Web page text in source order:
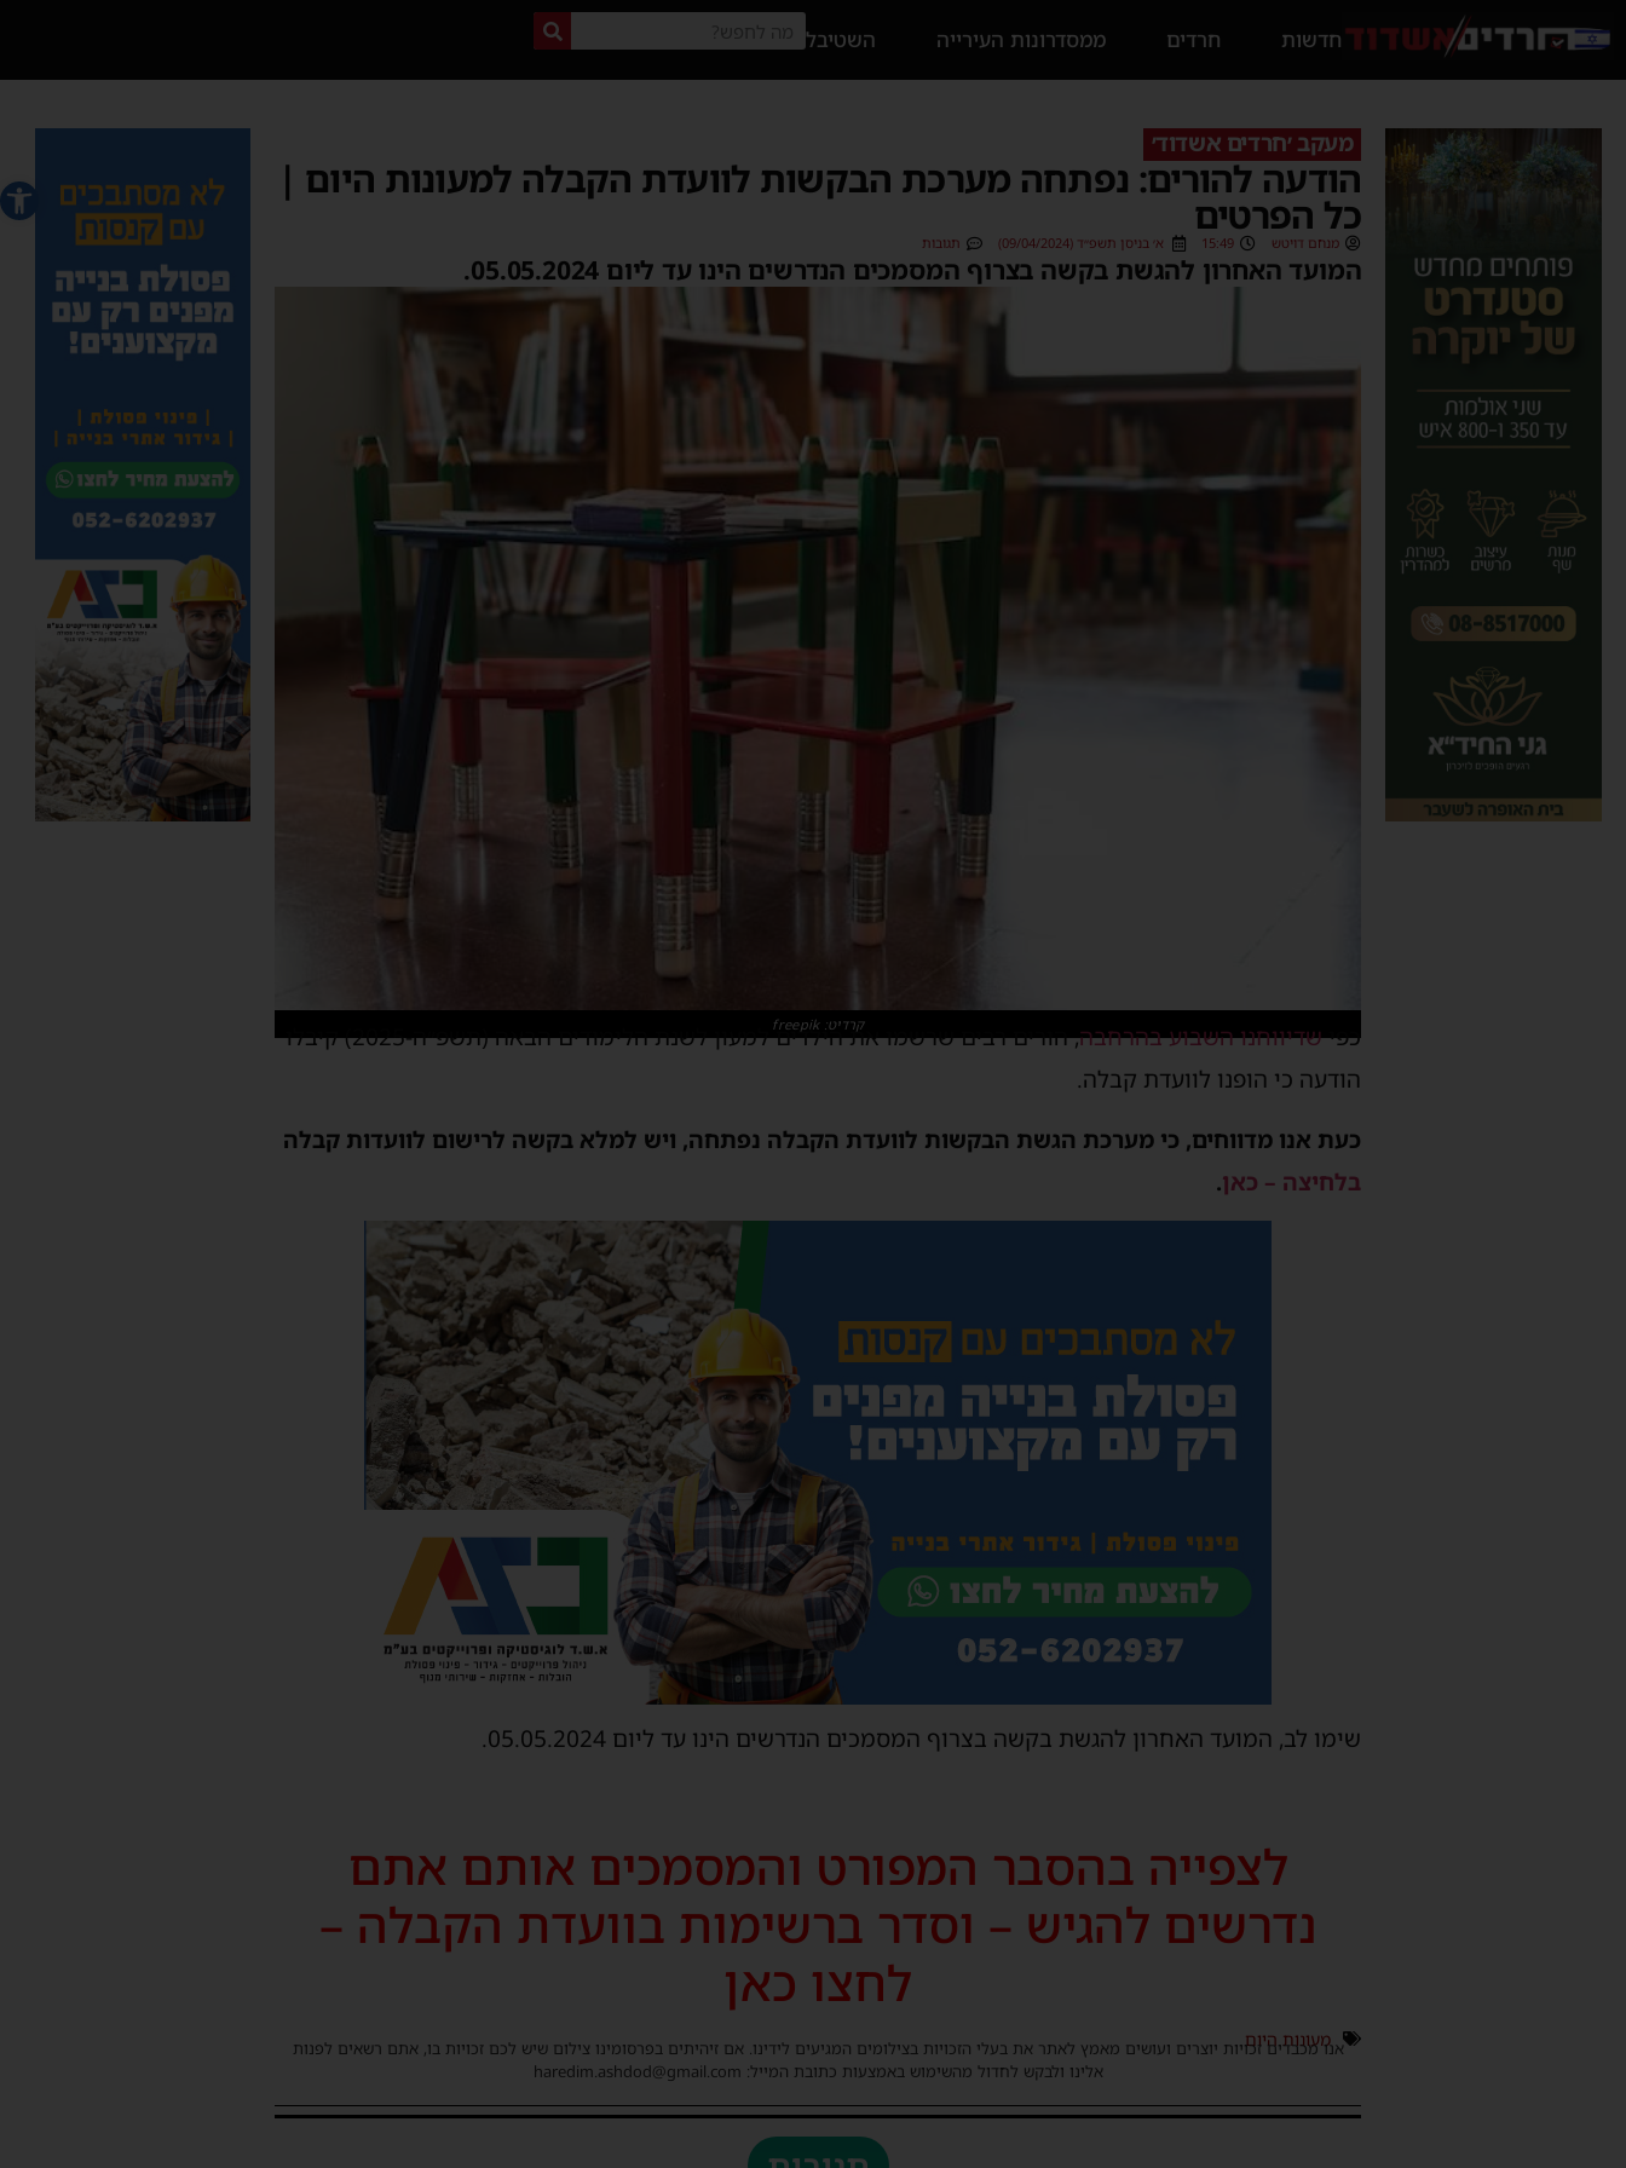
פתח
חדשות חרדים ממסדרונות העירייה השטיבל
מעקב ׳חרדים אשדוד׳
הודעה להורים: נפתחה מערכת הבקשות לוועדת הקבלה למעונות היום |
כל הפרטים
מנחם דויטש 15:49 א׳ בניסן תשפ״ד (09/04/2024) תגובות
המועד האחרון להגשת בקשה בצרוף המסמכים הנדרשים הינו עד ליום 05.05.2024.
קרדיט: freepik כפישדיווחנו השבוע בהרחבה
, הורים רבים שרשמו את הילדים למעון לשנת הלימודים הבאה (תשפ״ה-2025) קיבלו
הודעה כי הופנו לוועדת קבלה.
כעת אנו מדווחים, כי מערכת הגשת הבקשות לוועדת הקבלה נפתחה, ויש למלא בקשה לרישום לוועדות קבלה
בלחיצה – כאן.
שימו לב, המועד האחרון להגשת בקשה בצרוף המסמכים הנדרשים הינו עד ליום 05.05.2024.
לצפייה בהסבר המפורט והמסמכים אותם אתם
נדרשים להגיש – וסדר ברשימות בוועדת הקבלה –
לחצו כאן
מעונות היום
אנו מכבדים זכויות יוצרים ועושים מאמץ לאתר את בעלי הזכויות בצילומים המגיעים לידינו. אם זיהיתים בפרסומינו צילום שיש לכם זכויות בו, אתם רשאים לפנות
אלינו ולבקש לחדול מהשימוש באמצעות כתובת המייל: haredim.ashdod@gmail.com